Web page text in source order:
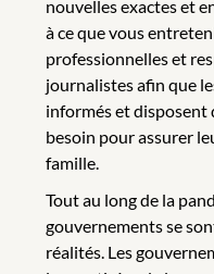
nouvelles exactes et
à ce que vous
professionnelles et
journalistes afin que
informés et
besoin pour assurer
famille.
Tout au long de la
gouvernements se
réalités. Les